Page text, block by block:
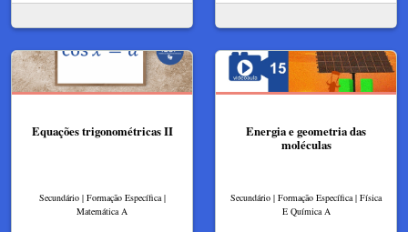
Equações trigonométricas II
Secundário | Formação Específica |
Matemática A
Energia e geometria das
moléculas
Secundário | Formação Específica | Física
E Química A